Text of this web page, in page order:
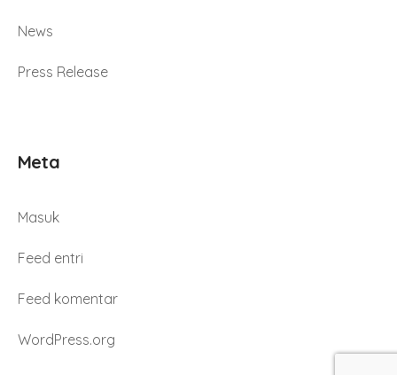
News
Press Release
Meta
Masuk
Feed entri
Feed komentar
WordPress.org